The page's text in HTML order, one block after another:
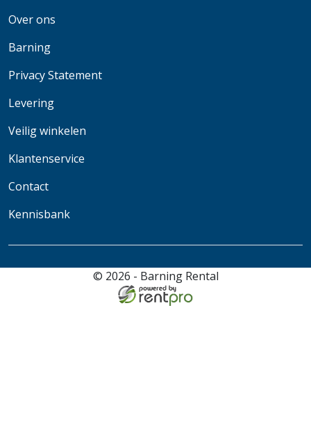
Over ons
Barning
Privacy Statement
Levering
Veilig winkelen
Klantenservice
Contact
Kennisbank
© 2026 - Barning Rental